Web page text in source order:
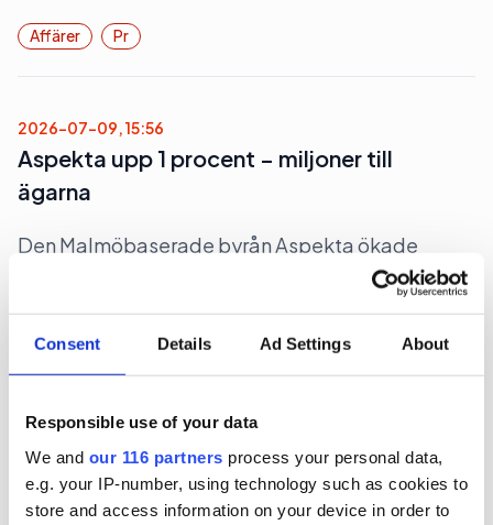
Consent Details Ad Settings About
Responsible use of your data
We and our 116 partners process your personal data,
e.g. your IP-number, using technology such as cookies to
store and access information on your device in order to
Affärer Pr
2026-07-09, 15:56
Aspekta upp 1 procent – miljoner till
ägarna
Den Malmöbaserade byrån Aspekta ökade
lönsamheten under 2025 och delar ut miljoner till
Affärer
2026-06-29, 22:04
Spinn-vinnarna knockade Cannes
Lions